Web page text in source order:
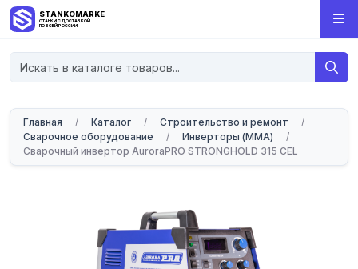
STANKOMARKET
СТАНКИ С ДОСТАВКОЙ
ПО ВСЕЙ РОССИИ
Главная / Каталог / Строительство и ремонт
/
Сварочное оборудование
/ Инверторы (MMA)
/
Cварочный инвертор AuroraPRO STRONGHOLD 315 CEL